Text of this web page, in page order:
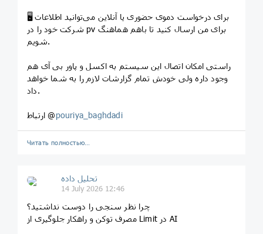
🖥 برای درخواست دموی حضوری یا آنلاین می‌توانید اطلاعات
شرکت خود را در pv برای من ارسال کنید تا باهم هماهنگ
شویم.
راستی امکان اتصال این سیستم به اکسل و پاور بی آی هم
وجود داره ولی خودش تمام گزارشات لازم را به شما خواهد
داد.
ارتباط @pouriya_baghdadi
Читать полностью…
تحلیل داده
14 July 2026 12:46
چرا نظر سنجی را دوست نداشتید؟
مصرف توکن و راهکار جلوگیری از Limit در AI